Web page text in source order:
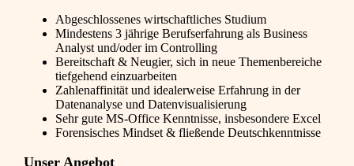
Abgeschlossenes wirtschaftliches Studium
Mindestens 3 jährige Berufserfahrung als Business
Analyst und/oder im Controlling
Bereitschaft & Neugier, sich in neue Themenbereiche
tiefgehend einzuarbeiten
Zahlenaffinität und idealerweise Erfahrung in der
Datenanalyse und Datenvisualisierung
Sehr gute MS-Office Kenntnisse, insbesondere Excel
Forensisches Mindset & fließende Deutschkenntnisse
Unser Angebot